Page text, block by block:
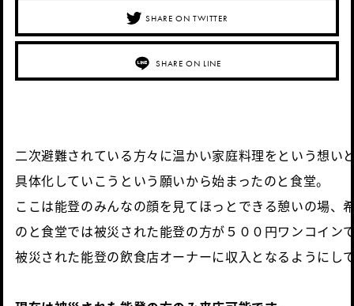
SHARE ON TWITTER
SHARE ON LINE
二次避難されている方々に温かい家庭料理をという想い
具体化していこうという願いから始まったのと食堂。
ここは能登のみんなの顔を見てほっとできる憩いの場、
のと食堂では被災された能登の方が５００円ワンコイン
被災された能登の飲食店オーナーに収入となるようにし